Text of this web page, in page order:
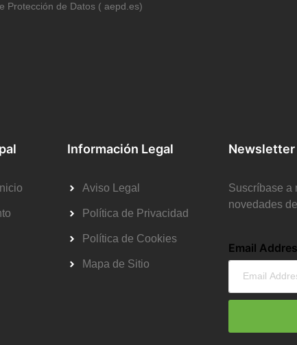
Protección de Datos ( aepd.es)
Información Legal
Aviso Legal
Política de Privacidad
Política de Cookies
Mapa de Sitio
Newsletter
Suscríbase a
novedades
Email